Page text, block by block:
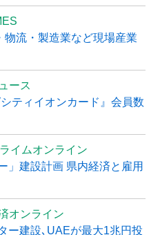
流・製造業など現場産業
ース
ティイオンカード』会員数
イムオンライン
」建設計画 県内経済と雇用
オンライン
ー建設､UAEが最大1兆円投